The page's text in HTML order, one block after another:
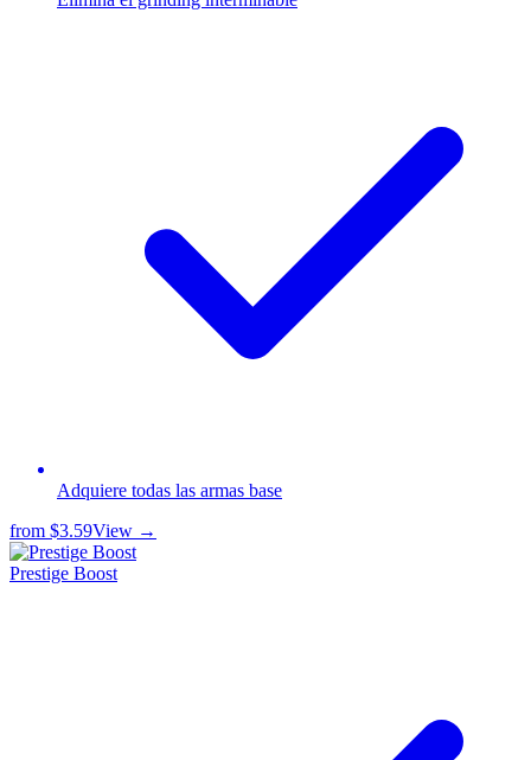
Adquiere todas las armas base
from $3.59View →
Prestige Boost